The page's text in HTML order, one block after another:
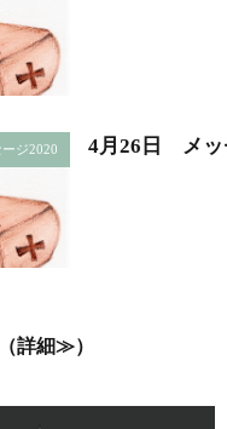
ージ2020 4月26日 メッ
（詳細≫）